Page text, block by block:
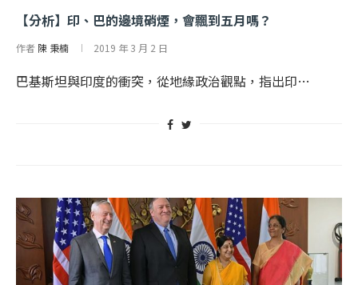
【分析】印、巴的邊境硝煙，會飄到五月嗎？
作者 陳 秉楠 2019 年 3 月 2 日
巴基斯坦與印度的衝突，從地緣政治觀點，指出印…